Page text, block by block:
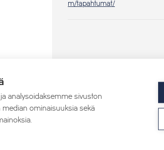
m/tapahtumat/
analysoidaksemme sivuston
median ominaisuuksia sekä